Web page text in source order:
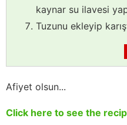
kaynar su ilavesi
Tuzunu ekleyip
Afiyet olsun...
Click here to see the